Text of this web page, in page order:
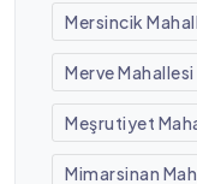
Mersincik
Merve Mahallesi
Meşrutiyet
Mimarsinan